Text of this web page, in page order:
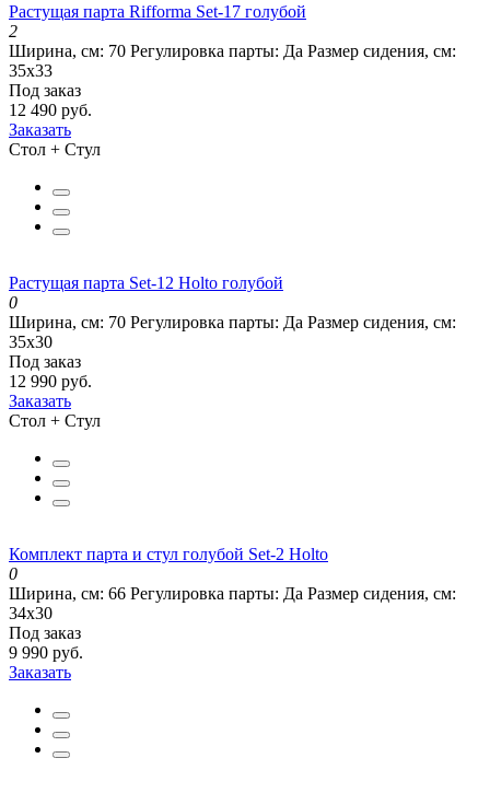
Растущая парта Rifforma Set-17 голубой
2
Ширина, см: 70 Регулировка парты: Да Размер сидения, см:
35х33
Под заказ
12 490 руб.
Заказать
Стол + Стул
Растущая парта Set-12 Holto голубой
0
Ширина, см: 70 Регулировка парты: Да Размер сидения, см:
35х30
Под заказ
12 990 руб.
Заказать
Стол + Стул
Комплект парта и стул голубой Set-2 Holto
0
Ширина, см: 66 Регулировка парты: Да Размер сидения, см:
34х30
Под заказ
9 990 руб.
Заказать